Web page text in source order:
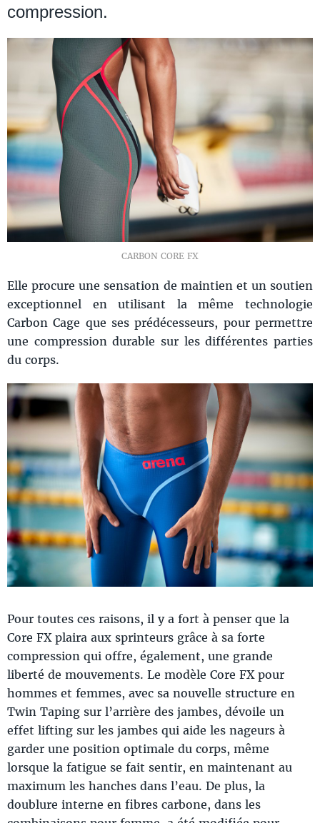
compression.
CARBON CORE FX
Elle procure une sensation de maintien et un soutien
exceptionnel en utilisant la même technologie
Carbon Cage que ses prédécesseurs, pour permettre
une compression durable sur les différentes parties
du corps.
Pour toutes ces raisons, il y a fort à penser que la
Core FX plaira aux sprinteurs grâce à sa forte
compression qui offre, également, une grande
liberté de mouvements. Le modèle Core FX pour
hommes et femmes, avec sa nouvelle structure en
Twin Taping sur l’arrière des jambes, dévoile un
effet lifting sur les jambes qui aide les nageurs à
garder une position optimale du corps, même
lorsque la fatigue se fait sentir, en maintenant au
maximum les hanches dans l’eau. De plus, la
doublure interne en fibres carbone, dans les